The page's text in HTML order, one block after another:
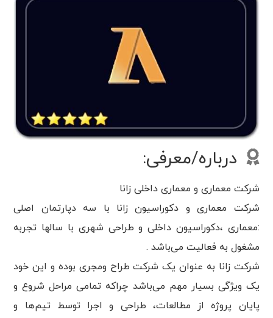
درباره/معرفی:
شرکت معماری و معماری داخلی زانا
شرکت معماری و دکوراسیون زانا با سه دپارتمان اصلی
:معماری ،دکوراسیون داخلی و طراحی شهری با سالها تجربه
مشغول به فعالیت می‌باشد .
شرکت زانا به عنوان یک شرکت طراح ومجری بوده و این خود
یک ویژگی بسیار مهم می‌باشد چراکه تمامی مراحل شروع و
پایان پروژه از مطالعات، طراحی و اجرا توسط تیم‌ها و